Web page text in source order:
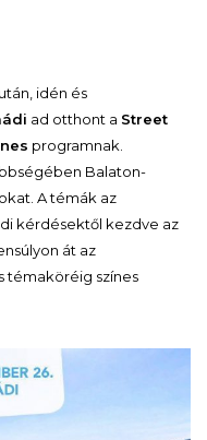
idén és
ad otthont a Street
programnak.
Balaton-
A témák az
kérdésektől kezdve az
át az
témaköréig színes